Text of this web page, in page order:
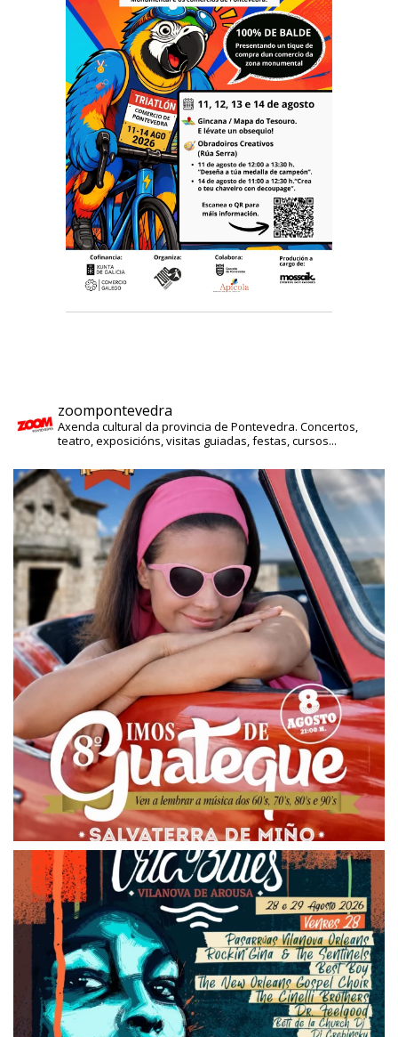
zoompontevedra
Axenda cultural da provincia de Pontevedra. Concertos,
teatro, exposicións, visitas guiadas, festas, cursos...